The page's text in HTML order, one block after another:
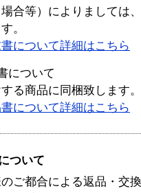
合等）によりましては
。
について詳細はこちら
について
る商品に同梱致します。
について詳細はこちら
ついて
ご都合による返品・交